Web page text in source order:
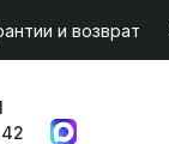
и возврат